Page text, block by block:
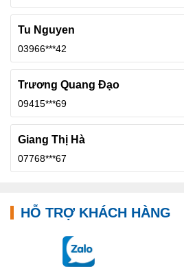
Tu Nguyen
03966***42
Trương Quang Đạo
09415***69
Giang Thị Hà
07768***67
HỖ TRỢ KHÁCH HÀNG